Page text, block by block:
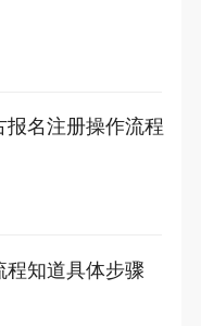
报名注册操作流程
程知道具体步骤